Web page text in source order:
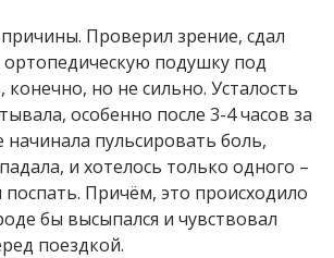
Проверил зрение, сдал
ортопедическую подушку под
конечно, но не сильно. Усталость
особенно после 3-4 часов за
начинала пульсировать боль,
и хотелось только одного –
поспать. Причём, это происходило
бы высыпался и чувствовал
поездкой.